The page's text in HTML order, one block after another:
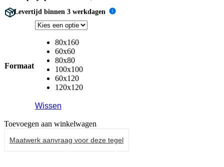
Levertijd binnen 3 werkdagen i
Formaat
80x160
60x60
80x80
100x100
60x120
120x120
Wissen
Toevoegen aan winkelwagen
Maatwerk aanvraag voor deze tegel